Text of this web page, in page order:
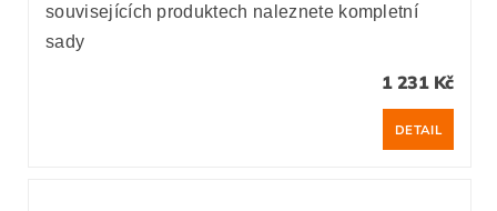
souvisejících produktech naleznete kompletní
sady
1 231 Kč
DETAIL